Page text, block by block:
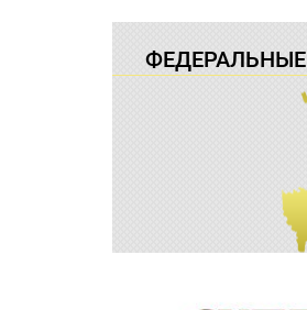
ФЕДЕРАЛЬНЫЕ